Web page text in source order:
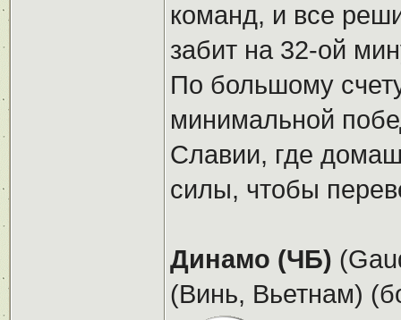
команд, и все
забит на 32-ой
По большому
минимальной
Славии, где
силы, чтобы
Динамо (ЧБ)
(Винь, Вьетнам)